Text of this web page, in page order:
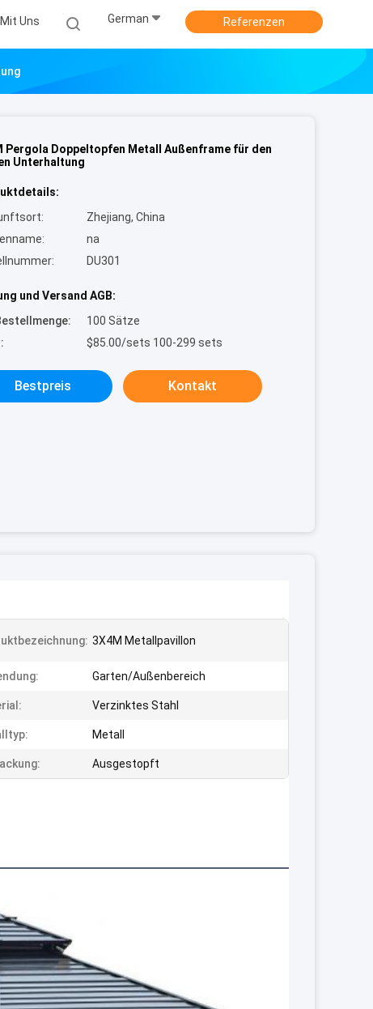
Uns German Referenzen
Pergola Doppeltopfen Metall Außenframe für den
Unterhaltung
Zhejiang, China
na
DU301
und Versand AGB:
100 Sätze
$85.00/sets 100-299 sets
Bestpreis Kontakt
3X4M Metallpavillon
Garten/Außenbereich
Verzinktes Stahl
Metall
Ausgestopft